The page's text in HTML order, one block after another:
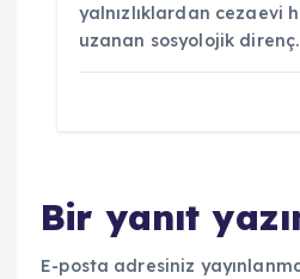
yalnızlıklardan cezaevi
uzanan sosyolojik
Bir yanıt
E-posta adresiniz